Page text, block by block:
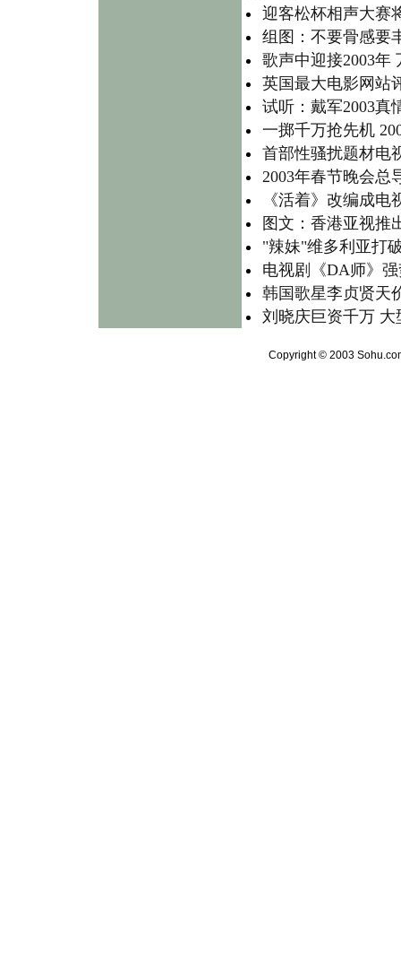
迎客松杯相声大赛
组图：不要骨感要
歌声中迎接2003年
英国最大电影网站
试听：戴军2003真
一掷千万抢先机
首部性骚扰题材电
2003年春节晚会总
《活着》改编成
图文：香港亚视推
"辣妹"维多利亚打
电视剧《DA师》
韩国歌星李贞贤天
刘晓庆巨资千万
Copyright © 2003